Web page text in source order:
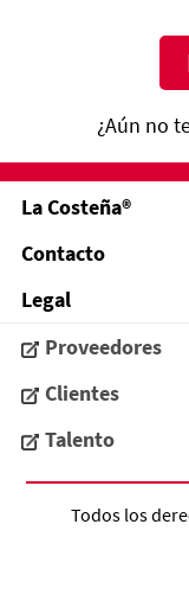
¿Aún no
La Costeña®
Contacto
Legal
Proveedores
Clientes
Talento
Todos los